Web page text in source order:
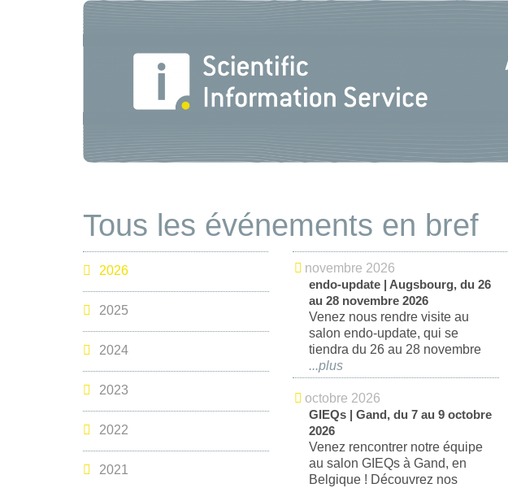
Tous les événements en bref
2026
2025
2024
2023
2022
2021
novembre 2026
endo-update | Augsbourg, du 26
au 28 novembre 2026
Venez nous rendre visite au
salon endo-update, qui se
tiendra du 26 au 28 novembre
...
octobre 2026
GIEQs | Gand, du 7 au 9 octobre
2026
Venez rencontrer notre équipe
au salon GIEQs à Gand, en
Belgique ! Découvrez nos